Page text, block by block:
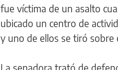
fue víctima de un asalto
ubicado un centro de
y uno de ellos se tiró sobre
La senadora trató de